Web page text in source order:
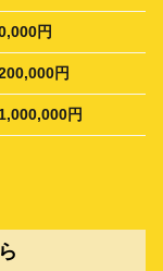
円
円
円